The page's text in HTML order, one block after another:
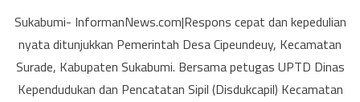
Sukabumi- InformanNews.com|Respons cepat dan kepedulian
nyata ditunjukkan Pemerintah Desa Cipeundeuy, Kecamatan
Surade, Kabupaten Sukabumi. Bersama petugas UPTD Dinas
Kependudukan dan Pencatatan Sipil (Disdukcapil) Kecamatan